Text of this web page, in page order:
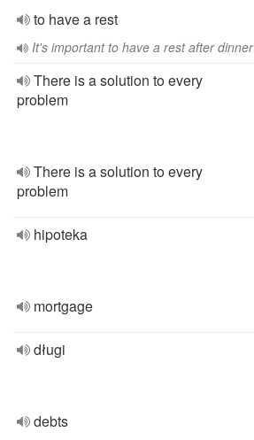
to have a rest
It's important to have a rest after dinner
There is a solution to every
problem
There is a solution to every
problem
hipoteka
mortgage
długi
debts